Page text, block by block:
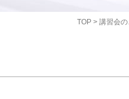
TOP > 講習会